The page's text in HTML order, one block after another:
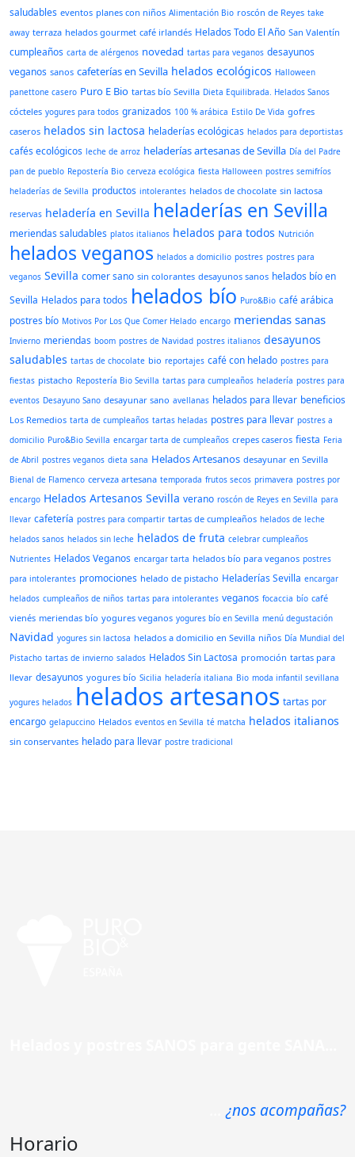
saludables eventos planes con niños Alimentación Bio roscón de Reyes take
away terraza helados gourmet café irlandés Helados Todo El Año San Valentín
cumpleaños carta de alérgenos novedad tartas para veganos desayunos
veganos sanos cafeterías en Sevilla helados ecológicos Halloween
panettone casero Puro E Bio tartas bío Sevilla Dieta Equilibrada. Helados Sanos
cócteles yogures para todos granizados 100 % arábica Estilo De Vida gofres
caseros helados sin lactosa heladerías ecológicas helados para deportistas
cafés ecológicos leche de arroz heladerías artesanas de Sevilla Día del Padre
pan de pueblo Repostería Bio cerveza ecológica fiesta Halloween postres semifríos
heladerías de Sevilla productos intolerantes helados de chocolate sin lactosa
reservas heladería en Sevilla heladerías en Sevilla
meriendas saludables platos italianos helados para todos Nutrición
helados veganos helados a domicilio postres postres para
veganos Sevilla comer sano sin colorantes desayunos sanos helados bío en
Sevilla Helados para todos helados bío Puro&Bio café arábica
postres bío Motivos Por Los Que Comer Helado encargo meriendas sanas
Invierno meriendas boom postres de Navidad postres italianos desayunos
saludables tartas de chocolate bio reportajes café con helado postres para
fiestas pistacho Repostería Bio Sevilla tartas para cumpleaños heladería postres para
eventos Desayuno Sano desayunar sano avellanas helados para llevar beneficios
Los Remedios tarta de cumpleaños tartas heladas postres para llevar postres a
domicilio Puro&Bio Sevilla encargar tarta de cumpleaños crepes caseros fiesta Feria
de Abril postres veganos dieta sana Helados Artesanos desayunar en Sevilla
Bienal de Flamenco cerveza artesana temporada frutos secos primavera postres por
encargo Helados Artesanos Sevilla verano roscón de Reyes en Sevilla para
llevar cafetería postres para compartir tartas de cumpleaños helados de leche
helados sanos helados sin leche helados de fruta celebrar cumpleaños
Nutrientes Helados Veganos encargar tarta helados bío para veganos postres
para intolerantes promociones helado de pistacho Heladerías Sevilla encargar
helados cumpleaños de niños tartas para intolerantes veganos focaccia bío café
vienés meriendas bío yogures veganos yogures bío en Sevilla menú degustación
Navidad yogures sin lactosa helados a domicilio en Sevilla niños Día Mundial del
Pistacho tartas de invierno salados Helados Sin Lactosa promoción tartas para
llevar desayunos yogures bío Sicilia heladería italiana Bio moda infantil sevillana
yogures helados helados artesanos tartas por
encargo gelapuccino Helados eventos en Sevilla té matcha helados italianos
sin conservantes helado para llevar postre tradicional
¿nos acompañas?
Horario